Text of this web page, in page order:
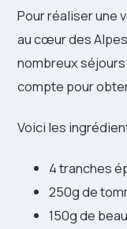
Pour réaliser une
au cœur des
nombreux
compte pour
Voici les
4 tranches
250g de
150g de